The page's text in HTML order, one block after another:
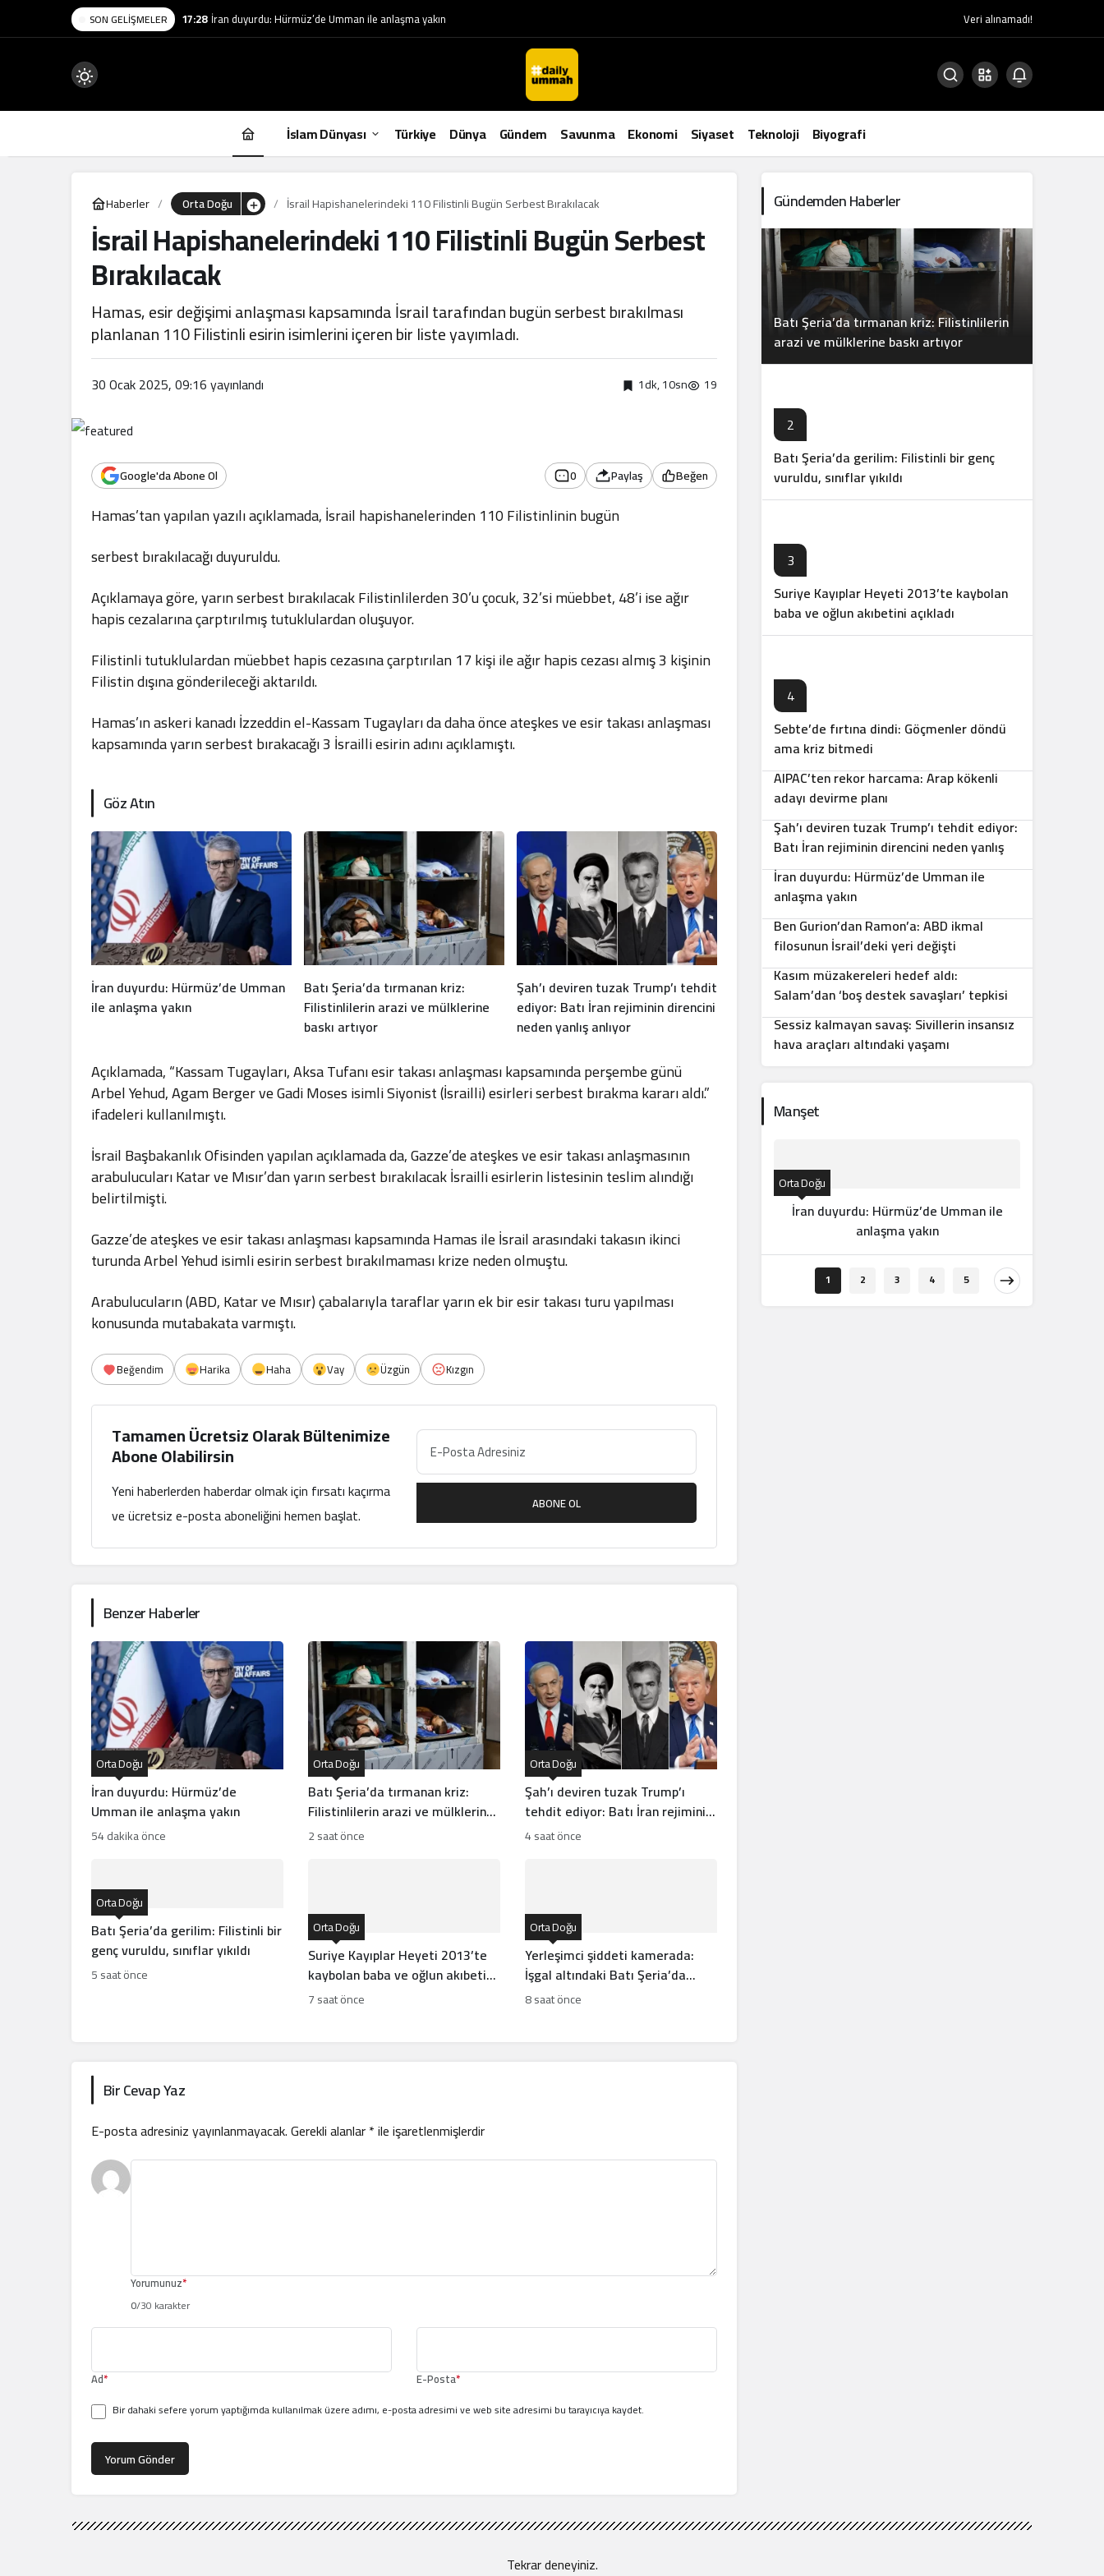
SON GELIŞMELER 17:28 İran duyurdu: Hürmüz’de Umman ile anlaşma yakın Veri alınamadı!
Mod
değiştir
İslam Dünyası Türkiye Dünya Gündem Savunma Ekonomi Siyaset Teknoloji Biyografi
Haberler Orta Doğu İsrail Hapishanelerindeki 110 Filistinli Bugün Serbest Bırakılacak
İsrail Hapishanelerindeki 110 Filistinli Bugün Serbest
Bırakılacak
Hamas, esir değişimi anlaşması kapsamında İsrail tarafından bugün serbest bırakılması
planlanan 110 Filistinli esirin isimlerini içeren bir liste yayımladı.
30 Ocak 2025, 09:16yayınlandı 1dk, 10sn 19
Google'da Abone Ol 0 Paylaş Beğen
Hamas’tan yapılan yazılı açıklamada, İsrail hapishanelerinden 110 Filistinlinin bugün
serbest bırakılacağı duyuruldu.
Açıklamaya göre, yarın serbest bırakılacak Filistinlilerden 30’u çocuk, 32’si müebbet, 48’i ise ağır
hapis cezalarına çarptırılmış tutuklulardan oluşuyor.
Filistinli tutuklulardan müebbet hapis cezasına çarptırılan 17 kişi ile ağır hapis cezası almış 3 kişinin
Filistin dışına gönderileceği aktarıldı.
Hamas’ın askeri kanadı İzzeddin el-Kassam Tugayları da daha önce ateşkes ve esir takası anlaşması
kapsamında yarın serbest bırakacağı 3 İsrailli esirin adını açıklamıştı.
Göz Atın
İran duyurdu: Hürmüz’de Umman
ile anlaşma yakın
Batı Şeria’da tırmanan kriz:
Filistinlilerin arazi ve mülklerine
baskı artıyor
Şah’ı deviren tuzak Trump’ı tehdit
ediyor: Batı İran rejiminin direncini
neden yanlış anlıyor
Açıklamada, “Kassam Tugayları, Aksa Tufanı esir takası anlaşması kapsamında perşembe günü
Arbel Yehud, Agam Berger ve Gadi Moses isimli Siyonist (İsrailli) esirleri serbest bırakma kararı aldı.”
ifadeleri kullanılmıştı.
İsrail Başbakanlık Ofisinden yapılan açıklamada da, Gazze’de ateşkes ve esir takası anlaşmasının
arabulucuları Katar ve Mısır’dan yarın serbest bırakılacak İsrailli esirlerin listesinin teslim alındığı
belirtilmişti.
Gazze’de ateşkes ve esir takası anlaşması kapsamında Hamas ile İsrail arasındaki takasın ikinci
turunda Arbel Yehud isimli esirin serbest bırakılmaması krize neden olmuştu.
Arabulucuların (ABD, Katar ve Mısır) çabalarıyla taraflar yarın ek bir esir takası turu yapılması
konusunda mutabakata varmıştı.
Beğendim Harika Haha Vay Üzgün Kızgın
Tamamen Ücretsiz Olarak Bültenimize
Abone Olabilirsin
Yeni haberlerden haberdar olmak için fırsatı kaçırma
ve ücretsiz e-posta aboneliğini hemen başlat.
ABONE OL
Benzer Haberler
İran duyurdu: Hürmüz’de
Umman ile anlaşma yakın
Orta Doğu
54 dakika önce
Batı Şeria’da tırmanan kriz:
Filistinlilerin arazi ve mülklerine
baskı artıyor
Orta Doğu
2 saat önce
Şah’ı deviren tuzak Trump’ı
tehdit ediyor: Batı İran rejiminin
direncini neden yanlış anlıyor
Orta Doğu
4 saat önce
Batı Şeria’da gerilim: Filistinli bir
genç vuruldu, sınıflar yıkıldı
Orta Doğu
5 saat önce
Suriye Kayıplar Heyeti 2013’te
kaybolan baba ve oğlun akıbetini
açıkladı
Orta Doğu
7 saat önce
Yerleşimci şiddeti kamerada:
İşgal altındaki Batı Şeria’da
çocuğa silahlı saldırı
Orta Doğu
8 saat önce
Bir Cevap Yaz
E-posta adresiniz yayınlanmayacak.Gerekli alanlar*ile işaretlenmişlerdir
Yorumunuz*
0/30 karakter
Ad* E-Posta*
Bir dahaki sefere yorum yaptığımda kullanılmak üzere adımı, e-posta adresimi ve web site adresimi bu tarayıcıya kaydet.
Yorum Gönder
Gündemden Haberler
Batı Şeria’da tırmanan kriz: Filistinlilerin
arazi ve mülklerine baskı artıyor
2
Batı Şeria’da gerilim: Filistinli bir genç
vuruldu, sınıflar yıkıldı
3
Suriye Kayıplar Heyeti 2013’te kaybolan
baba ve oğlun akıbetini açıkladı
4
Sebte’de fırtına dindi: Göçmenler döndü
ama kriz bitmedi
5
AIPAC’ten rekor harcama: Arap kökenli
adayı devirme planı
6
Şah’ı deviren tuzak Trump’ı tehdit ediyor:
Batı İran rejiminin direncini neden yanlış
anlıyor
7
İran duyurdu: Hürmüz’de Umman ile
anlaşma yakın
8
Ben Gurion’dan Ramon’a: ABD ikmal
filosunun İsrail’deki yeri değişti
9
Kasım müzakereleri hedef aldı:
Salam’dan ‘boş destek savaşları’ tepkisi
10
Sessiz kalmayan savaş: Sivillerin insansız
hava araçları altındaki yaşamı
Manşet
Orta Doğu
İran duyurdu: Hürmüz’de Umman ile
anlaşma yakın
1 2 3 4 5
Tekrar deneyiniz.